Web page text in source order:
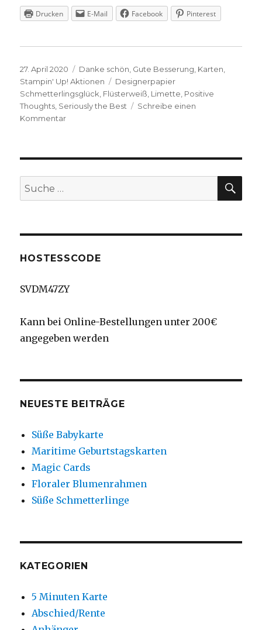
Drucken E-Mail Facebook Pinterest
Veröffentlicht
am
27. April 2020 Kategorien
Danke schön Gute Besserung Karten
Stampin' Up! Aktionen
Schlagwörter
Designerpapier
Schmetterlingsglück Flüsterweiß Limette Positive
Thoughts Seriously the Best
Schreibe einen
Kommentarzu
Suche
nach:
HOSTESSCODE
SVDM47ZY
Kann bei Online-Bestellungen unter 200€
angegeben werden
NEUESTE BEITRÄGE
Süße Babykarte
Maritime Geburtstagskarten
Magic Cards
Floraler Blumenrahmen
Süße Schmetterlinge
KATEGORIEN
5 Minuten Karte
Abschied/Rente